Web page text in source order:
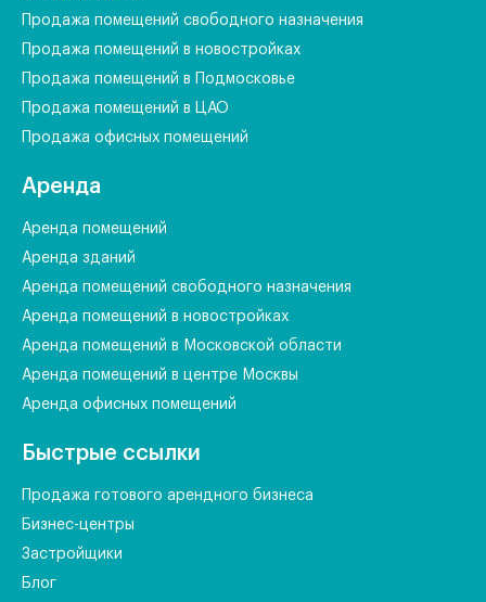
Продажа помещений свободного назначения
Продажа помещений в новостройках
Продажа помещений в Подмосковье
Продажа помещений в ЦАО
Продажа офисных помещений
Аренда
Аренда помещений
Аренда зданий
Аренда помещений свободного назначения
Аренда помещений в новостройках
Аренда помещений в Московской области
Аренда помещений в центре Москвы
Аренда офисных помещений
Быстрые ссылки
Продажа готового арендного бизнеса
Бизнес-центры
Застройщики
Блог